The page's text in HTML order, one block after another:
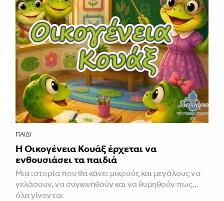
ΠΑΙΔΊ
Η Οικογένεια Κουάξ έρχεται να
ενθουσιάσει τα παιδιά
Μια ιστορία που θα κάνει μικρούς και μεγάλους να
γελάσουν, να συγκινηθούν και να θυμηθούν πως...
όλα γίνονται